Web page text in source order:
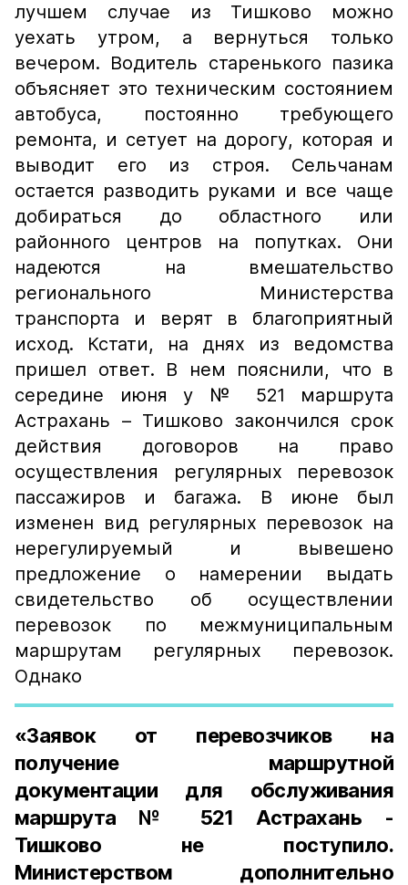
лучшем случае из Тишково можно
уехать утром, а вернуться только
вечером. Водитель старенького пазика
объясняет это техническим состоянием
автобуса, постоянно требующего
ремонта, и сетует на дорогу, которая и
выводит его из строя. Сельчанам
остается разводить руками и все чаще
добираться до областного или
районного центров на попутках. Они
надеются на вмешательство
регионального Министерства
транспорта и верят в благоприятный
исход. Кстати, на днях из ведомства
пришел ответ. В нем пояснили, что в
середине июня у № 521 маршрута
Астрахань – Тишково закончился срок
действия договоров на право
осуществления регулярных перевозок
пассажиров и багажа. В июне был
изменен вид регулярных перевозок на
нерегулируемый и вывешено
предложение о намерении выдать
свидетельство об осуществлении
перевозок по межмуниципальным
маршрутам регулярных перевозок.
Однако
«Заявок от перевозчиков на
получение маршрутной
документации для обслуживания
маршрута № 521 Астрахань -
Тишково не поступило.
Министерством дополнительно